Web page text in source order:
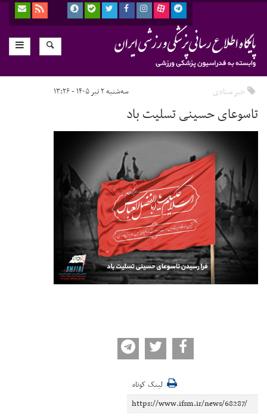
خبر ستادی سه‌شنبه ۲ تیر ۱۴۰۵ - ۱۳:۲۶
تاسوعای حسینی تسلیت باد
لینک کوتاه